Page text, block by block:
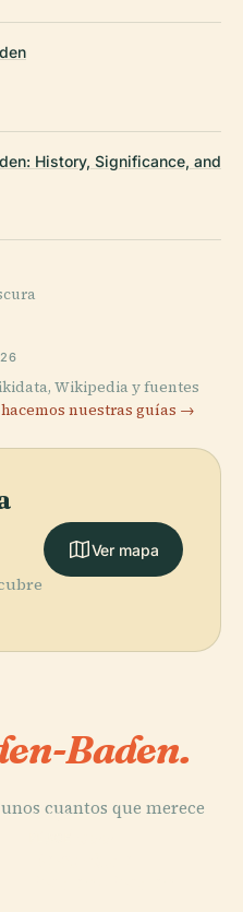
History, Significance, and
Wikipedia y fuentes
hacemos nuestras guías →
Ver mapa
Baden.
cuantos que merece
PLACE